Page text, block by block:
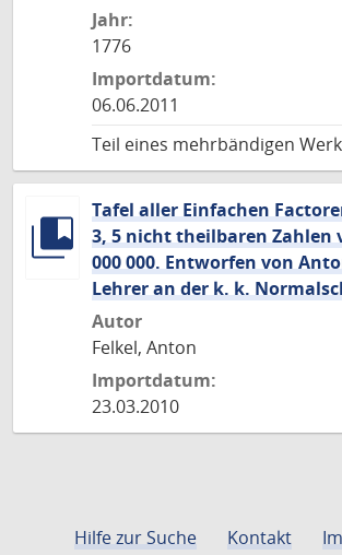
Jahr:
1776
Importdatum:
06.06.2011
Teil eines mehrbändigen
Tafel aller Einfachen
3, 5 nicht theilbaren Zahlen
000 000. Entworfen von
Lehrer an der k. k.
Autor
Felkel, Anton
Importdatum:
23.03.2010
Hilfe zur Suche Kontakt